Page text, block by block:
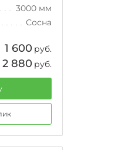
3000 мм
Сосна
1 600 руб.
2 880 руб.